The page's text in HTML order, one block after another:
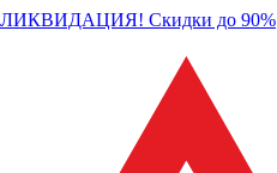
ЛИКВИДАЦИЯ! Скидки до 90%